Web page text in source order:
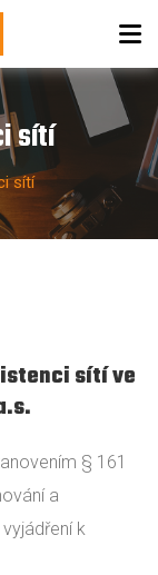
sítí
sítí
sítí ve
§ 161
a
k